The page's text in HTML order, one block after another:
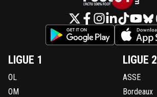
LIGUE 1
OL
OM
LIGUE 2
ASSE
Bordeaux